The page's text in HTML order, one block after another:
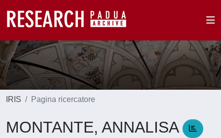
IRIS Pagina ricercatore
MONTANTE, ANNALISA